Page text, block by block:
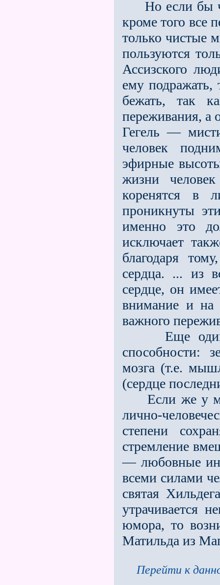
Но если бы
кроме того все
только чистые
пользуются
Ассизского
ему подражать,
бежать, так
переживания, а
Гегель —
человек
эфирные
жизни
коренятся в
проникнуты
именно это
исключает
благодаря
сердца. ... из
сердце, он
внимание и на
важного
Еще один
способности:
мозга (т.е.
(сердце
Если же у
лично-
степени
стремление
— любовные
всеми силами
святая
утрачивается
юмора, то
Матильда из
Перейти к